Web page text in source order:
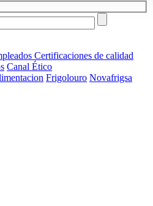
Certificaciones de calidad
Canal Ético
Frigolouro Novafrigsa